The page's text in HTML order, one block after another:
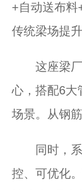
+自动送布料
传统梁场提升
这座梁厂
心，搭配6大
场景。从钢
同时，系
控、可优化